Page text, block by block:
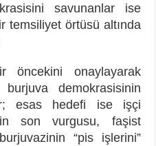
savunanlar ise
temsiliyet örtüsü altında
öncekini onaylayarak
demokrasisinin
esas hedefi ise işçi
son vurgusu, faşist
“pis işlerini”